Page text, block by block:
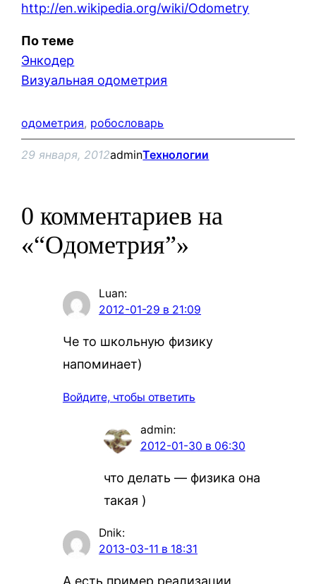
http://en.wikipedia.org/wiki/Odometry
По теме
Энкодер
Визуальная одометрия
одометрия, робословарь
29 января, 2012adminТехнологии
0 комментариев на
«“Одометрия”»
Luan:
2012-01-29 в 21:09
Че то школьную физику
напоминает)
Войдите, чтобы ответить
admin:
2012-01-30 в 06:30
что делать — физика она
такая )
Dnik:
2013-03-11 в 18:31
А есть пример реализации